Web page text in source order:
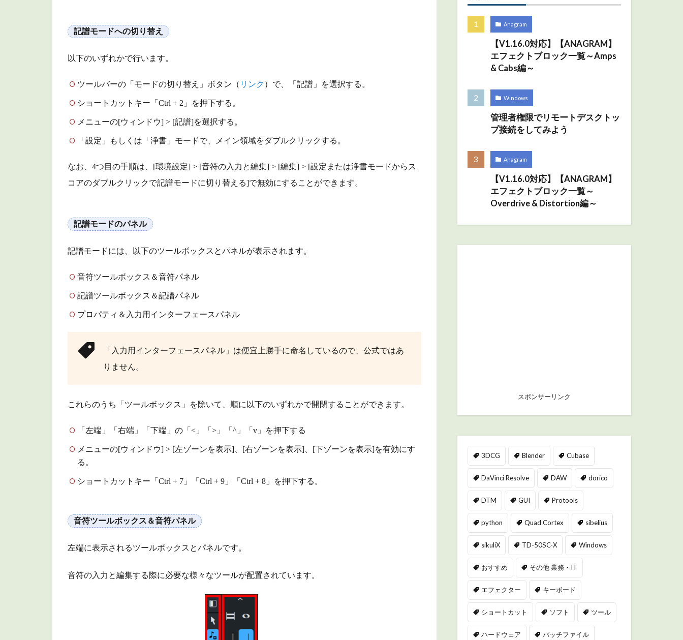
情
3
と
め
記譜モードへの切り替え
以下のいずれかで行います。
ツールバーの「モードの切り替え」ボタン（ リンク ）で、「記譜」を選択する。
ショートカットキー「Ctrl + 2」を押下する。
メニューの[ウィンドウ] > [記譜]を選択する。
「設定」もしくは「浄書」モードで、メイン領域をダブルクリックする。
なお、4つ目の手順は、[環境設定] > [音符の入力と編集] > [編集] > [設定または浄書モードからス
コアのダブルクリックで記譜モードに切り替える]で無効にすることができます。
記譜モードのパネル
記譜モードには、以下のツールボックスとパネルが表示されます。
音符ツールボックス＆音符パネル
記譜ツールボックス＆記譜パネル
プロパティ＆入力用インターフェースパネル
「入力用インターフェースパネル」は便宜上勝手に命名しているので、公式ではあ
りません。
これらのうち「ツールボックス」を除いて、順に以下のいずれかで開閉することができます。
「左端」「右端」「下端」の「<」「>」「^」「v」を押下する
メニューの[ウィンドウ] > [左ゾーンを表示]、[右ゾーンを表示]、[下ゾーンを表示]を有効にす
る。
ショートカットキー「Ctrl + 7」「Ctrl + 9」「Ctrl + 8」を押下する。
音符ツールボックス＆音符パネル
左端に表示されるツールボックスとパネルです。
音符の入力と編集する際に必要な様々なツールが配置されています。
Anagram
【V1.16.0対応】【ANAGRAM】
エフェクトブロック一覧～Amps
& Cabs編～
Windows
管理者権限でリモートデスクトッ
プ接続をしてみよう
Anagram
【V1.16.0対応】【ANAGRAM】
エフェクトブロック一覧～
Overdrive & Distortion編～
スポンサーリンク
3DCG Blender Cubase
DaVinci Resolve DAW dorico
DTM GUI Protools
python Quad Cortex sibelius
sikuliX TD-50SC-X Windows
おすすめ その他 業務・IT
エフェクター キーボード
ショートカット ソフト ツール
ハードウェア バッチファイル